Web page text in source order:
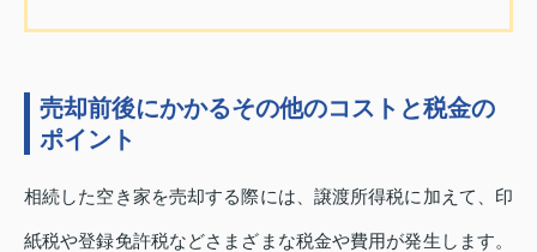
売却前後にかかるその他のコストと税金の
ポイント
相続した空き家を売却する際には、譲渡所得税に加えて、印
紙税や登録免許税などさまざまな税金や費用が発生します。